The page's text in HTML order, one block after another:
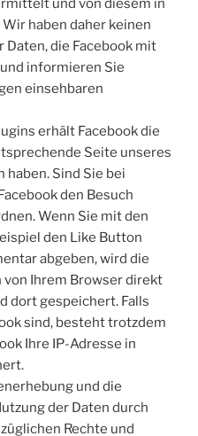
und von diesem in
haben daher keinen
Daten, die Facebook mit
informieren Sie
einsehbaren
erhält Facebook die
Seite unseres
Sind Sie bei
den Besuch
Wenn Sie mit den
den Like Button
abgeben, wird die
Ihrem Browser direkt
dort gespeichert. Falls
sind, besteht trotzdem
Ihre IP-Adresse in
und die
der Daten durch
Rechte und